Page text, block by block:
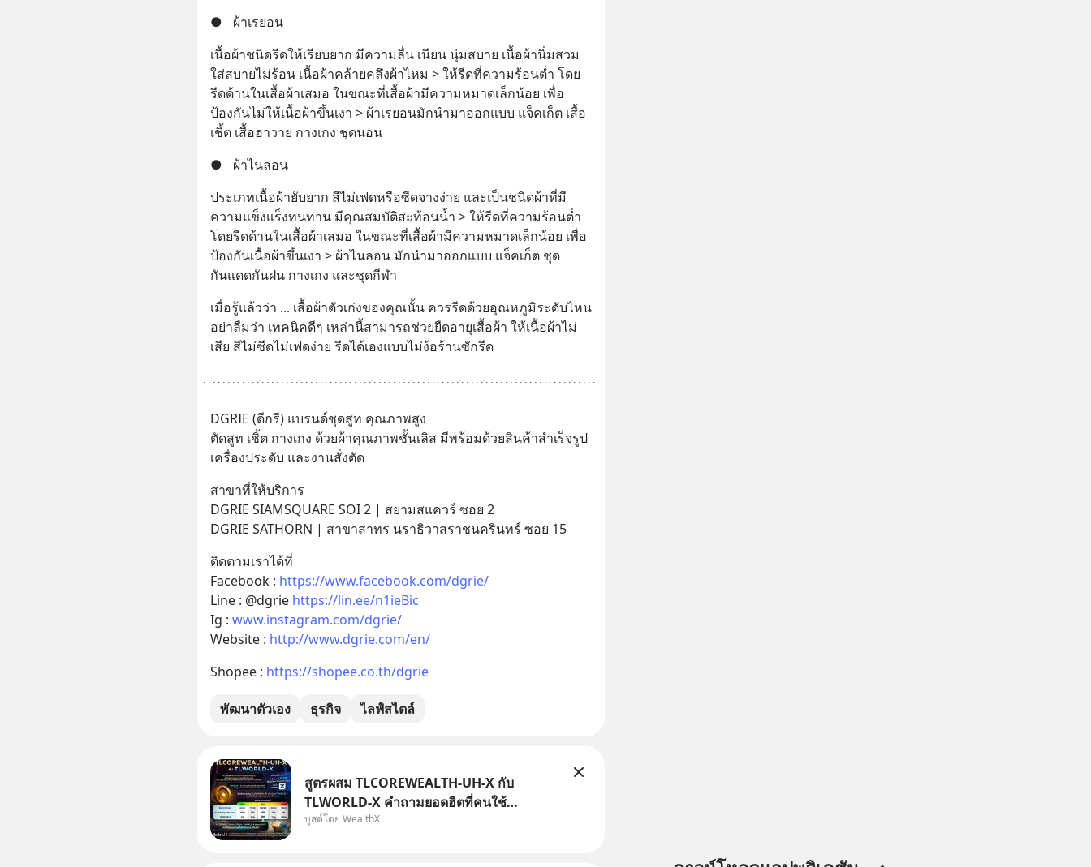
●
ผ้าเรยอน
เนื้อผ้าชนิดรีดให้เรียบยาก มีความลื่น เนียน นุ่มสบาย เนื้อผ้านิ่มสวม
ใส่สบายไม่ร้อน เนื้อผ้าคล้ายคลึงผ้าไหม > ให้รีดที่ความร้อนต่ำ โดย
รีดด้านในเสื้อผ้าเสมอ ในขณะที่เสื้อผ้ามีความหมาดเล็กน้อย เพื่อ
ป้องกันไม่ให้เนื้อผ้าขึ้นเงา > ผ้าเรยอนมักนำมาออกแบบ แจ็คเก็ต เสื้อ
เชิ้ต เสื้อฮาวาย กางเกง ชุดนอน
●
ผ้าไนลอน
ประเภทเนื้อผ้ายับยาก สีไม่เฟดหรือซีดจางง่าย และเป็นชนิดผ้าที่มี
ความแข็งแร็งทนทาน มีคุณสมบัติสะท้อนน้ำ > ให้รีดที่ความร้อนต่ำ
โดยรีดด้านในเสื้อผ้าเสมอ ในขณะที่เสื้อผ้ามีความหมาดเล็กน้อย เพื่อ
ป้องกันเนื้อผ้าขึ้นเงา > ผ้าไนลอน มักนำมาออกแบบ แจ็คเก็ต ชุด
กันแดดกันฝน กางเกง และชุดกีฬา
เมื่อรู้แล้วว่า ... เสื้อผ้าตัวเก่งของคุณนั้น ควรรีดด้วยอุณหภูมิระดับไหน
อย่าลืมว่า เทคนิคดีๆ เหล่านี้สามารถช่วยยืดอายุเสื้อผ้า ให้เนื้อผ้าไม่
เสีย สีไม่ซีดไม่เฟดง่าย รีดได้เองแบบไม่ง้อร้านซักรีด
DGRIE (ดีกรี) แบรนด์ชุดสูท คุณภาพสูง
ตัดสูท เชิ้ต กางเกง ด้วยผ้าคุณภาพชั้นเลิส มีพร้อมด้วยสินค้าสำเร็จรูป
เครื่องประดับ และงานสั่งตัด
สาขาที่ให้บริการ
DGRIE SIAMSQUARE SOI 2 | สยามสแควร์ ซอย 2
DGRIE SATHORN | สาขาสาทร นราธิวาสราชนครินทร์ ซอย 15
ติดตามเราได้ที่
Facebook : https://www.facebook.com/dgrie/
Line : @dgrie https://lin.ee/n1ieBic
Ig : www.instagram.com/dgrie/
Website : http://www.dgrie.com/en/
Shopee : https://shopee.co.th/dgrie
พัฒนาตัวเอง ธุรกิจ ไลฟ์สไตล์
สูตรผสม TLCOREWEALTH-UH-X กับ
TLWORLD-X คำถามยอดฮิตที่คนใช้
WealthX ถามเข้ามา
บูสต์โดย WealthX